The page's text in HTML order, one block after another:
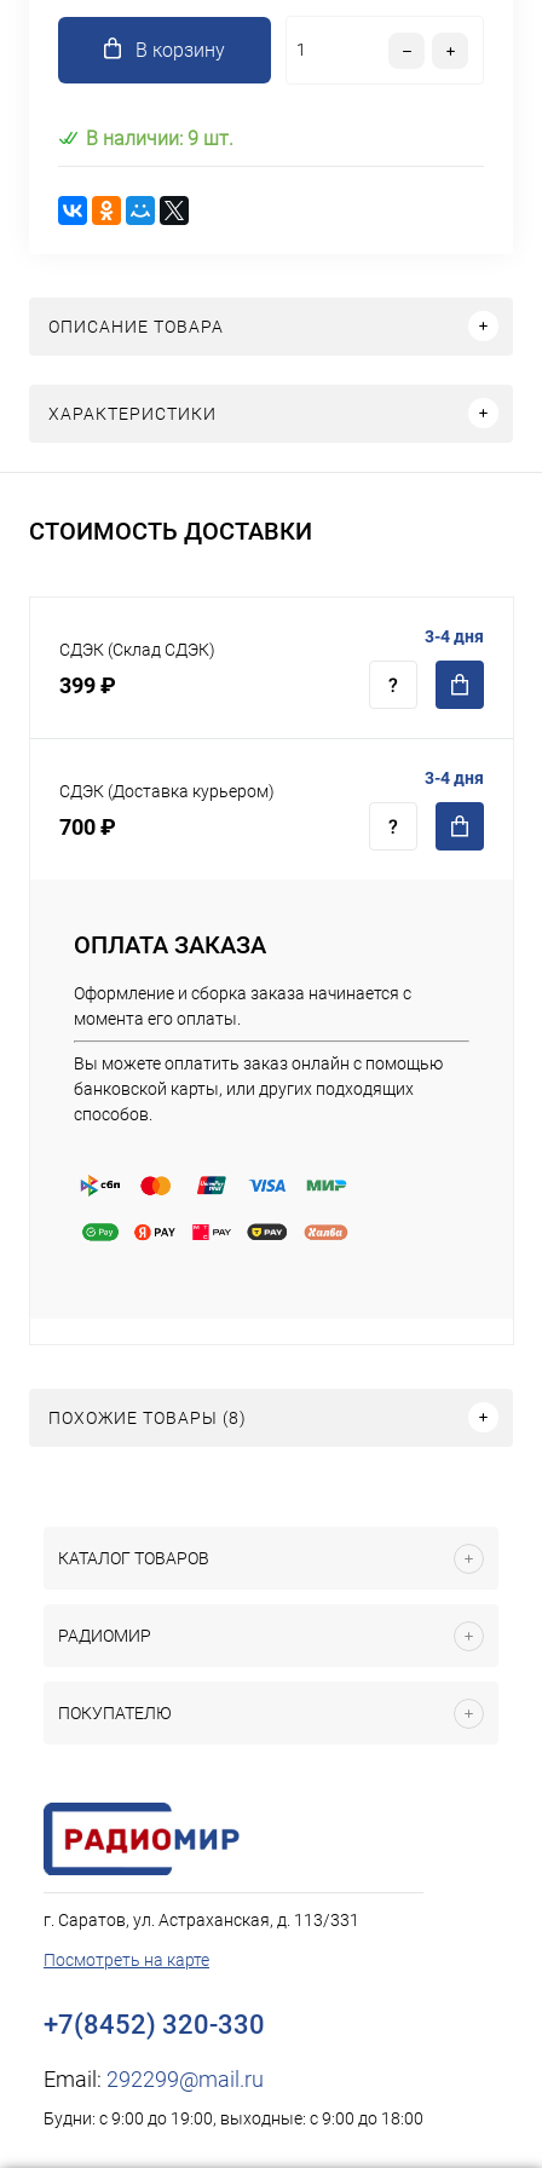
В корзину
В наличии: 9 шт.
ОПИСАНИЕ ТОВАРА
ХАРАКТЕРИСТИКИ
СТОИМОСТЬ ДОСТАВКИ
СДЭК (Склад СДЭК)
399 ₽
3-4 дня
СДЭК (Доставка курьером)
700 ₽
3-4 дня
ОПЛАТА ЗАКАЗА
Оформление и сборка заказа начинается с
момента его оплаты.
Вы можете оплатить заказ онлайн с помощью
банковской карты, или других подходящих
способов.
ПОХОЖИЕ ТОВАРЫ (8)
КАТАЛОГ ТОВАРОВ
РАДИОМИР
ПОКУПАТЕЛЮ
г. Саратов, ул. Астраханская, д. 113/331
Посмотреть на карте
+7(8452) 320-330
Email: 292299@mail.ru
Будни: с 9:00 до 19:00, выходные: с 9:00 до 18:00